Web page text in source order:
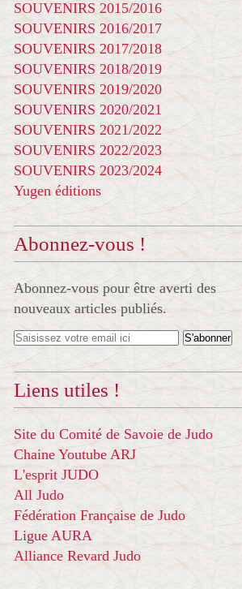
SOUVENIRS 2015/2016
SOUVENIRS 2016/2017
SOUVENIRS 2017/2018
SOUVENIRS 2018/2019
SOUVENIRS 2019/2020
SOUVENIRS 2020/2021
SOUVENIRS 2021/2022
SOUVENIRS 2022/2023
SOUVENIRS 2023/2024
Yugen éditions
Abonnez-vous !
Abonnez-vous pour être averti des
nouveaux articles publiés.
Liens utiles !
Site du Comité de Savoie de Judo
Chaine Youtube ARJ
L'esprit JUDO
All Judo
Fédération Française de Judo
Ligue AURA
Alliance Revard Judo